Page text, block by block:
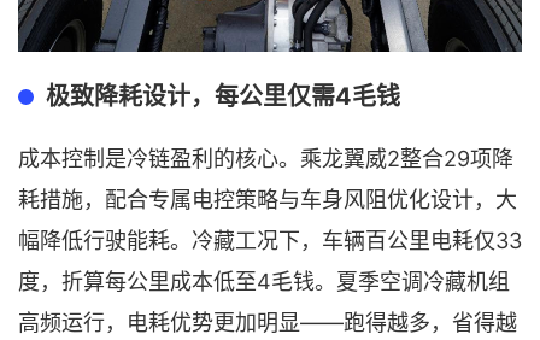
极致降耗设计，每公里仅需4毛钱
成本控制是冷链盈利的核心。乘龙翼威2整合29项降
耗措施，配合专属电控策略与车身风阻优化设计，大
幅降低行驶能耗。冷藏工况下，车辆百公里电耗仅33
度，折算每公里成本低至4毛钱。夏季空调冷藏机组
高频运行，电耗优势更加明显——跑得越多，省得越